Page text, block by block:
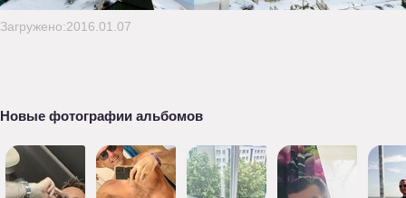
Загружено:2016.01.07
Новые фотографии альбомов